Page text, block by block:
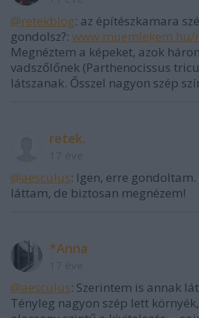
@retekblog: az építészkamara
gondolsz?: www.muemlekem.hu/
Megnéztem a képeket, azok
vadszőlőnek (Parthenocissus
látszanak. Ősszel nagyon szép
retek.
@aesculus: Igen, erre
láttam, de biztosan megnézem!
*Anna
@aesculus: Szerintem is annak
Tényleg nagyon szép lett